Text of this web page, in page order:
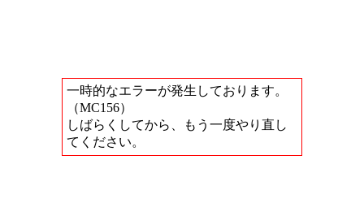
一時的なエラーが発生しております。
（MC156）
しばらくしてから、もう一度やり直し
てください。